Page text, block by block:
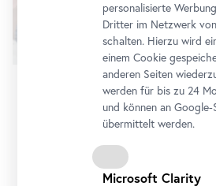
Mit Baby im Museum:
Rosenstein
Führung • Unteres Belvedere
Erna Rosenstein
6. August 2026 10:30 - 11:30
personalisierte
Dritter im Netzwerk
schalten. Hierzu wird
einem Cookie
anderen Seiten
werden für bis zu 24
und können an
übermittelt werden.
Microsoft Clarity